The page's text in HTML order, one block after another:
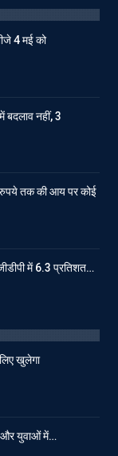
4 मई को
नहीं, 3
तक की आय पर कोई
में 6.3 प्रतिशत…
खुलेगा
और युवाओं में…